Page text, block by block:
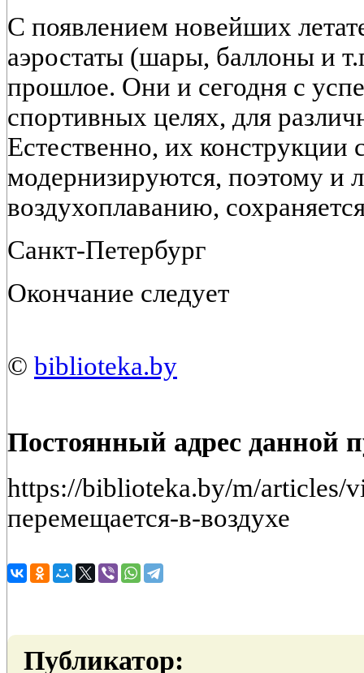
С появлением новейших
аэростаты (шары, баллоны и
прошлое. Они и сегодня с
спортивных целях, для
Естественно, их конструкции
модернизируются, поэтому и
воздухоплаванию,
Санкт-Петербург
Окончание следует
© biblioteka.by
Постоянный адрес данной
https://biblioteka.by/m/articles/
перемещается-в-воздухе
Публикатор: